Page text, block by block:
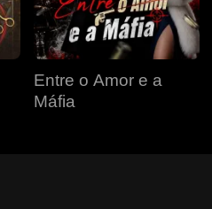
Entre o Amor e a
Máfia